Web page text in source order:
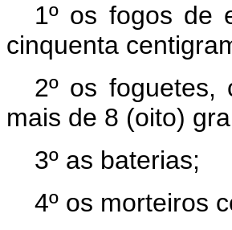
1º os fogos de
cinquenta
2º os foguetes,
mais de 8 (oito)
3º as baterias;
4º os morteiros